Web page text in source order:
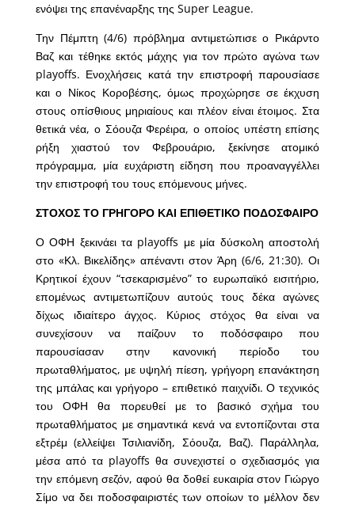
ενόψει της επανέναρξης της Super League.
Την Πέμπτη (4/6) πρόβλημα αντιμετώπισε ο Ρικάρντο
Βαζ και τέθηκε εκτός μάχης για τον πρώτο αγώνα των
playoffs. Ενοχλήσεις κατά την επιστροφή παρουσίασε
και ο Νίκος Κοροβέσης, όμως προχώρησε σε έκχυση
στους οπίσθιους μηριαίους και πλέον είναι έτοιμος. Στα
θετικά νέα, ο Σόουζα Φερέιρα, ο οποίος υπέστη επίσης
ρήξη χιαστού τον Φεβρουάριο, ξεκίνησε ατομικό
πρόγραμμα, μία ευχάριστη είδηση που προαναγγέλλει
την επιστροφή του τους επόμενους μήνες.
ΣΤΟΧΟΣ ΤΟ ΓΡΗΓΟΡΟ ΚΑΙ ΕΠΙΘΕΤΙΚΟ ΠΟΔΟΣΦΑΙΡΟ
Ο ΟΦΗ ξεκινάει τα playoffs με μία δύσκολη αποστολή
στο «Κλ. Βικελίδης» απέναντι στον Άρη (6/6, 21:30). Οι
Κρητικοί έχουν “τσεκαρισμένο” το ευρωπαϊκό εισιτήριο,
επομένως αντιμετωπίζουν αυτούς τους δέκα αγώνες
δίχως ιδιαίτερο άγχος. Κύριος στόχος θα είναι να
συνεχίσουν να παίζουν το ποδόσφαιρο που
παρουσίασαν στην κανονική περίοδο του
πρωταθλήματος, με υψηλή πίεση, γρήγορη επανάκτηση
της μπάλας και γρήγορο – επιθετικό παιχνίδι. Ο τεχνικός
του ΟΦΗ θα πορευθεί με το βασικό σχήμα του
πρωταθλήματος με σημαντικά κενά να εντοπίζονται στα
εξτρέμ (ελλείψει Τσιλιανίδη, Σόουζα, Βαζ). Παράλληλα,
μέσα από τα playoffs θα συνεχιστεί ο σχεδιασμός για
την επόμενη σεζόν, αφού θα δοθεί ευκαιρία στον Γιώργο
Σίμο να δει ποδοσφαιριστές των οποίων το μέλλον δεν